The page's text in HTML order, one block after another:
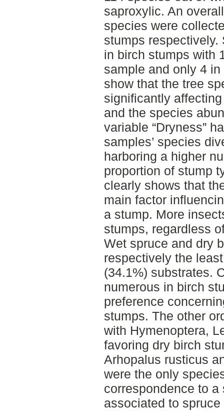
saproxylic. An
species were
stumps
in birch stumps with
sample and only 4
show that the tree
significantly
and the species
variable “Dryness”
samples’ species
harboring a higher
proportion of stump
clearly shows that
main factor
a stump. More
stumps, regardless
Wet spruce and dry
respectively the
(34.1%) substrates.
numerous in birch
preference
stumps. The other
with Hymenoptera,
favoring dry birch
Arhopalus rusticus
were the only
correspondence to
associated to